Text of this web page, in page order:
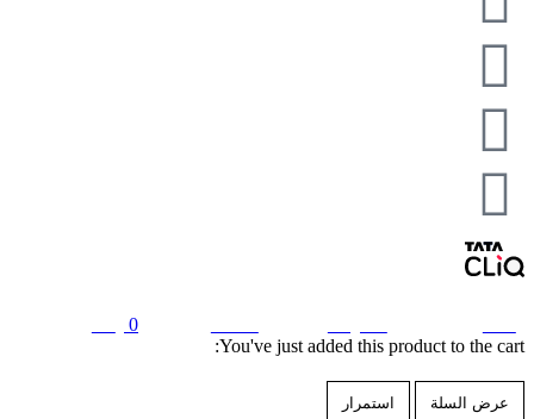
0
You've just added this product to the cart:
عرض السلة استمرار